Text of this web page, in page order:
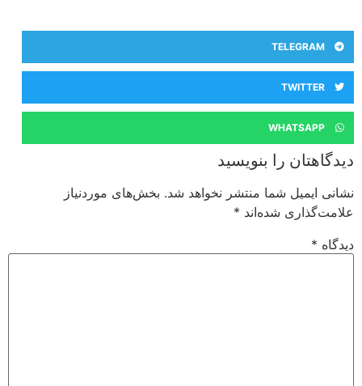
TELEGRAM
TWITTER
WHATSAPP
دیدگاهتان را بنویسید
نشانی ایمیل شما منتشر نخواهد شد. بخش‌های موردنیاز
علامت‌گذاری شده‌اند*
دیدگاه*